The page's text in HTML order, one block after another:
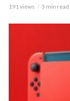
191 views 3 min read